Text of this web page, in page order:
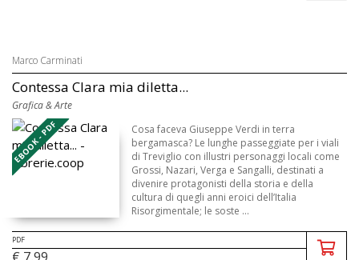
Marco Carminati
Contessa Clara mia diletta...
Grafica & Arte
EBOOK - PDF
Cosa faceva Giuseppe Verdi in terra
bergamasca? Le lunghe passeggiate per i viali
di Treviglio con illustri personaggi locali come
Grossi, Nazari, Verga e Sangalli, destinati a
divenire protagonisti della storia e della
cultura di quegli anni eroici dell’Italia
Risorgimentale; le soste ...
PDF